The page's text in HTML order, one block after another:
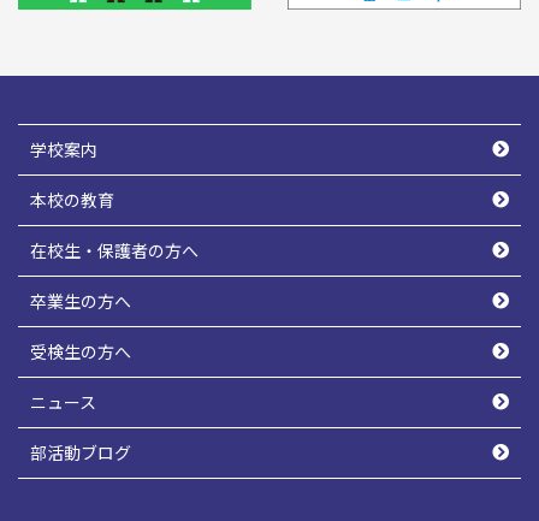
学校案内
本校の教育
在校生・保護者の方へ
卒業生の方へ
受検生の方へ
ニュース
部活動ブログ